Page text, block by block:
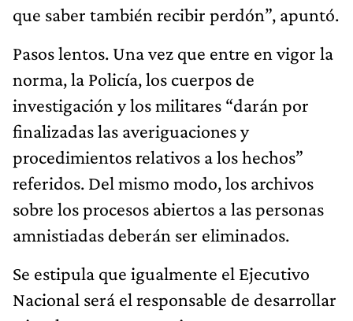
que saber también recibir perdón”, apuntó.
Pasos lentos. Una vez que entre en vigor la
norma, la Policía, los cuerpos de
investigación y los militares “darán por
finalizadas las averiguaciones y
procedimientos relativos a los hechos”
referidos. Del mismo modo, los archivos
sobre los procesos abiertos a las personas
amnistiadas deberán ser eliminados.
Se estipula que igualmente el Ejecutivo
Nacional será el responsable de desarrollar